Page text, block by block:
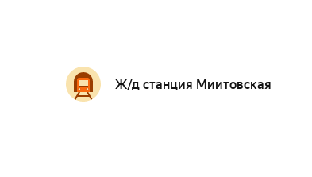
Ж/д станция Миитовская